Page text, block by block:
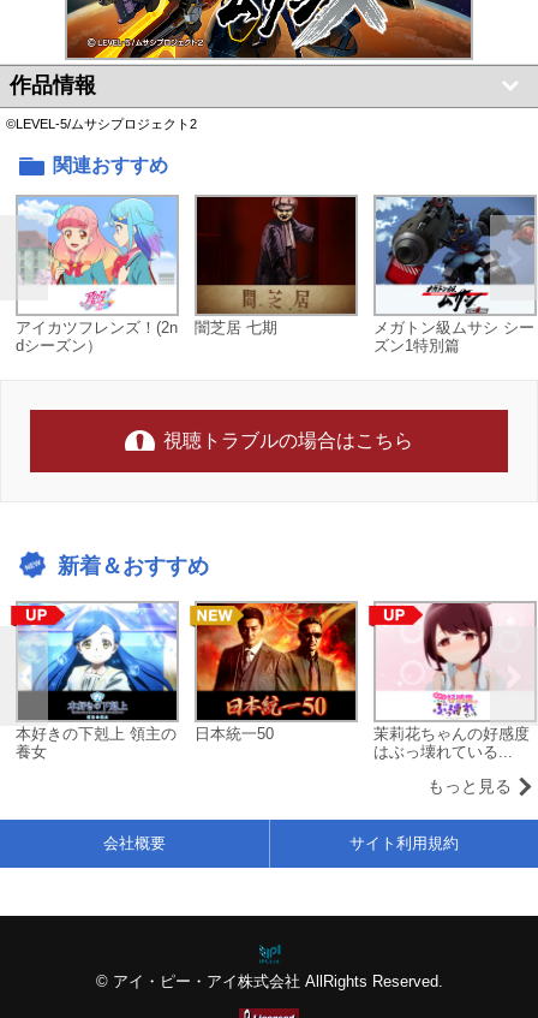
作品情報
©LEVEL-5/ムサシプロジェクト2
関連おすすめ
アイカツフレンズ！(2n
dシーズン）
闇芝居 七期
メガトン級ムサシ シー
ズン1特別篇
視聴トラブルの場合はこちら
新着＆おすすめ
本好きの下剋上 領主の
養女
日本統一50
茉莉花ちゃんの好感度
はぶっ壊れている...
もっと見る
© アイ・ピー・アイ株式会社 AllRights Reserved.
会社概要 サイト利用規約